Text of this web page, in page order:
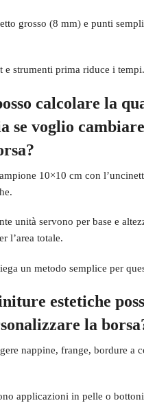
grosso (8 mm) e punti
e strumenti prima riduce i tempi.
calcolare la
se voglio
10×10 cm con
unità servono per base e
l’area totale.
un metodo semplice per
estetiche
la
nappine, frange, bordure a
applicazioni in pelle o